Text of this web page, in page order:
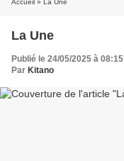
Accueil » La Une
La Une
Publié le 24/05/2025 à 08:15
Par Kitano